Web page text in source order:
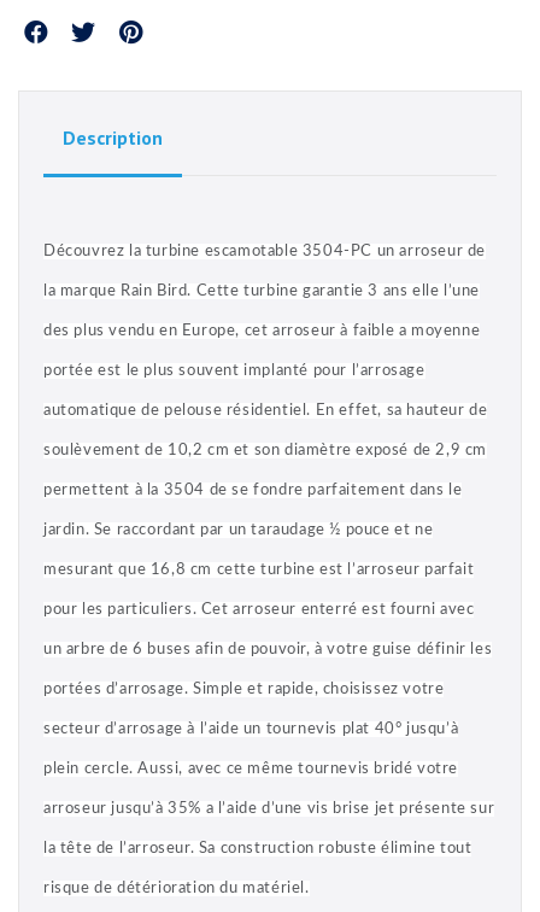
Partager
Description
Découvrez la turbine escamotable 3504-PC un arroseur de
la marque Rain Bird. Cette turbine garantie 3 ans elle l’une
des plus vendu en Europe, cet arroseur à faible a moyenne
portée est le plus souvent implanté pour l’arrosage
automatique de pelouse résidentiel. En effet, sa hauteur de
soulèvement de 10,2 cm et son diamètre exposé de 2,9 cm
permettent à la 3504 de se fondre parfaitement dans le
jardin. Se raccordant par un taraudage ½ pouce et ne
mesurant que 16,8 cm cette turbine est l’arroseur parfait
pour les particuliers. Cet arroseur enterré est fourni avec
un arbre de 6 buses afin de pouvoir, à votre guise définir les
portées d’arrosage. Simple et rapide, choisissez votre
secteur d’arrosage à l’aide un tournevis plat 40° jusqu’à
plein cercle. Aussi, avec ce même tournevis bridé votre
arroseur jusqu’à 35% a l’aide d’une vis brise jet présente sur
la tête de l’arroseur. Sa construction robuste élimine tout
risque de détérioration du matériel.